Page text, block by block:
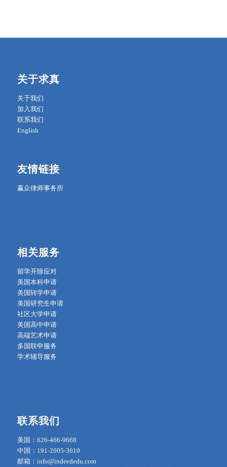
关于求真
关于我们
加入我们
联系我们
English
友情链接
赢众律师事务所
相关服务
留学开除应对
美国本科申请
美国转学申请
美国研究生申请
社区大学申请
美国高中申请
高端艺术申请
多国联申服务
学术辅导服务
联系我们
美国：626-466-9668
中国：191-2005-3610
邮箱：info@indeededu.com